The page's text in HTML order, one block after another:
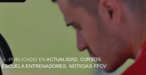
/ PUBLICADO ENACTUALIDAD, CURSOS
ENTRENADORES NOTICIAS FFCV